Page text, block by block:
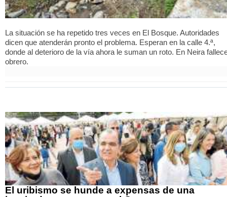
La situación se ha repetido tres veces en El Bosque. Autoridades
dicen que atenderán pronto el problema. Esperan en la calle 4.ª,
donde al deterioro de la vía ahora le suman un roto. En Neira
obrero.
El uribismo se hunde a expensas de una